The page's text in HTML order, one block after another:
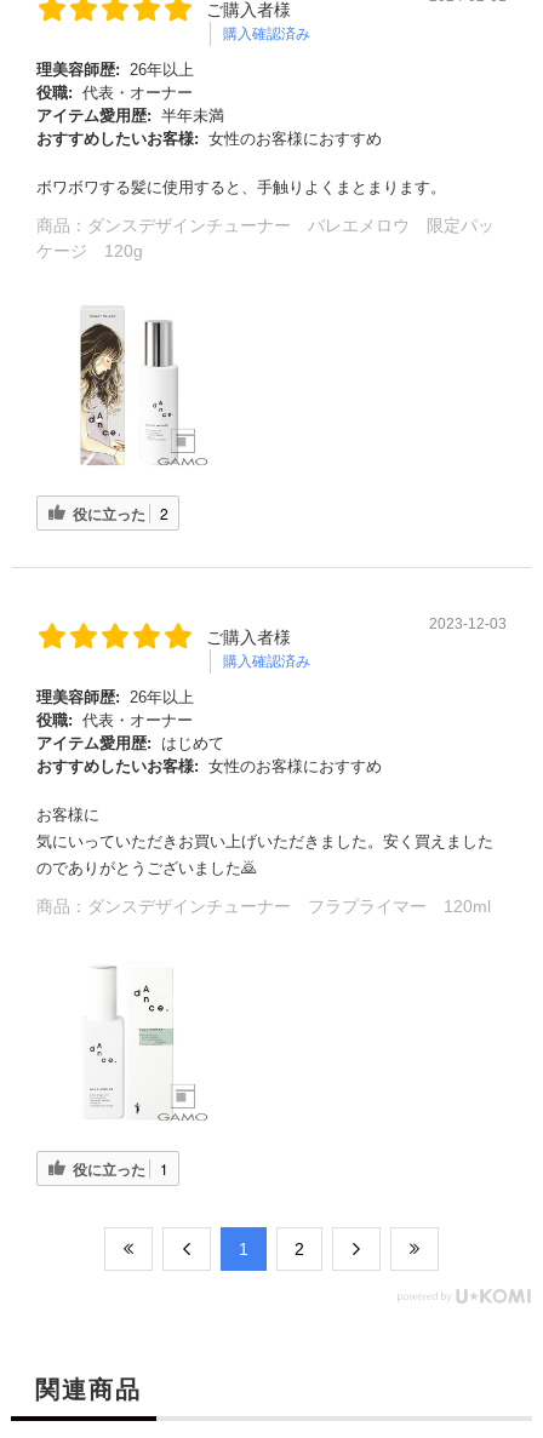
ご購入者様
購入確認済み
理美容師歴:
26年以上
役職: 代表・オーナー
アイテム愛用歴: 半年未満
おすすめしたいお客様: 女性のお客様におすすめ
ボワボワする髪に使用すると、手触りよくまとまります。
商品： ダンスデザインチューナー バレエメロウ 限定パッ
ケージ 120g
役に立った 2
ご購入者様
購入確認済み
2023-12-03
理美容師歴:
26年以上
役職: 代表・オーナー
アイテム愛用歴:
はじめて
おすすめしたいお客様: 女性のお客様におすすめ
お客様に
気にいっていただきお買い上げいただきました。安く買えました
のでありがとうございました🙇
商品： ダンスデザインチューナー フラプライマー 120ml
役に立った 1
​1 ​2
関連商品